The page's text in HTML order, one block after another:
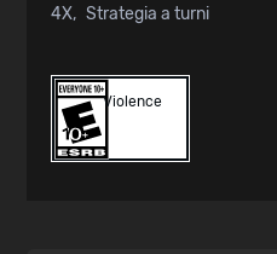
4X Strategia a turni
Violence